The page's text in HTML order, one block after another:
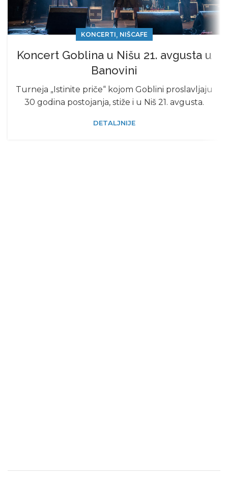
KONCERTI, NIŠCAFE
Koncert Goblina u Nišu 21. avgusta u
Banovini
Turneja „Istinite priče“ kojom Goblini proslavljaju
30 godina postojanja, stiže i u Niš 21. avgusta.
DETALJNIJE